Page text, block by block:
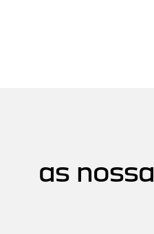
as